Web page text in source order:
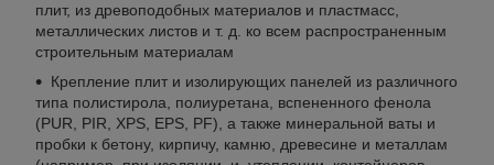
плит, из древоподобных материалов и пластмасс,
металлических листов и т. д. ко всем распространенным
строительным материалам
Крепление плит и изолирующих панелей из различного
типа полистирола, полиуретана, вспененного фенола
(PUR, PIR, XPS, EPS, PF), а также минеральной ваты и
пробки к бетону, кирпичу, камню, древесине и металлам